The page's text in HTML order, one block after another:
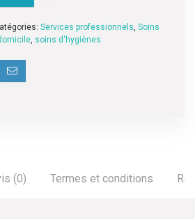
Services professionnels, Soins
, soins d'hygiènes
(0) Termes et conditions